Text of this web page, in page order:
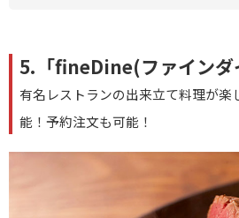
5.「fineDine(ファインダ
有名レストランの出来立て料理が楽
能！予約注文も可能！